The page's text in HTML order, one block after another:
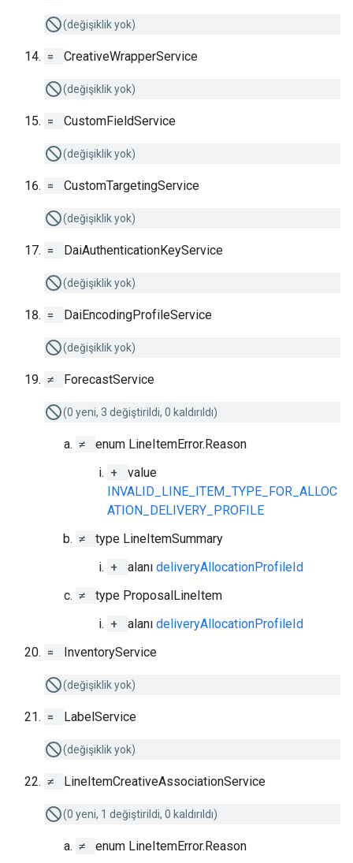
(değişiklik yok)
= CreativeWrapperService
(değişiklik yok)
= CustomFieldService
(değişiklik yok)
= CustomTargetingService
(değişiklik yok)
= DaiAuthenticationKeyService
(değişiklik yok)
= DaiEncodingProfileService
(değişiklik yok)
≠ ForecastService
(0 yeni, 3 değiştirildi, 0 kaldırıldı)
≠
enum LineItemError.Reason
+
value
INVALID_LINE_ITEM_TYPE_FOR_ALLOC
ATION_DELIVERY_PROFILE
≠
type LineItemSummary
+
alanı deliveryAllocationProfileId
≠
type ProposalLineItem
+
alanı deliveryAllocationProfileId
=
InventoryService
(değişiklik yok)
= LabelService
(değişiklik yok)
≠ LineItemCreativeAssociationService
(0 yeni, 1 değiştirildi, 0 kaldırıldı)
≠ enum LineItemError.Reason